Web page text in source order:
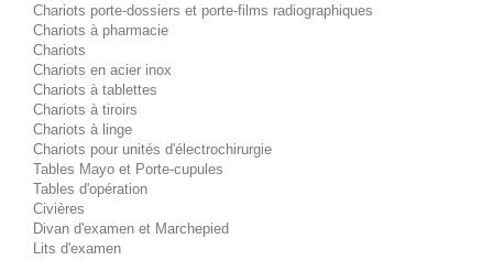
Chariots porte-dossiers et porte-films radiographiques
Chariots à pharmacie
Chariots
Chariots en acier inox
Chariots à tablettes
Chariots à tiroirs
Chariots à linge
Chariots pour unités d'électrochirurgie
Tables Mayo et Porte-cupules
Tables d'opération
Civières
Divan d'examen et Marchepied
Lits d'examen